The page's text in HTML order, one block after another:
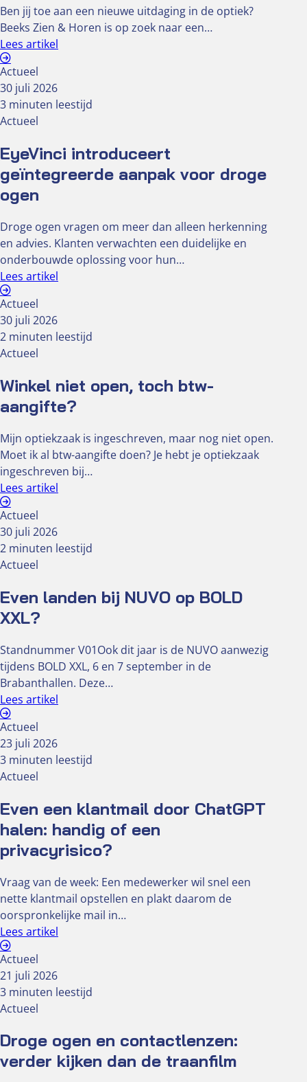
Ben jij toe aan een nieuwe uitdaging in de optiek?
Beeks Zien & Horen is op zoek naar een…
Lees artikel
Actueel
30 juli 2026
3 minuten leestijd
Actueel
EyeVinci introduceert
geïntegreerde aanpak voor droge
ogen
Droge ogen vragen om meer dan alleen herkenning
en advies. Klanten verwachten een duidelijke en
onderbouwde oplossing voor hun…
Lees artikel
Actueel
30 juli 2026
2 minuten leestijd
Actueel
Winkel niet open, toch btw-
aangifte?
Mijn optiekzaak is ingeschreven, maar nog niet open.
Moet ik al btw-aangifte doen? Je hebt je optiekzaak
ingeschreven bij…
Lees artikel
Actueel
30 juli 2026
2 minuten leestijd
Actueel
Even landen bij NUVO op BOLD
XXL?
Standnummer V01Ook dit jaar is de NUVO aanwezig
tijdens BOLD XXL, 6 en 7 september in de
Brabanthallen. Deze…
Lees artikel
Actueel
23 juli 2026
3 minuten leestijd
Actueel
Even een klantmail door ChatGPT
halen: handig of een
privacyrisico?
Vraag van de week: Een medewerker wil snel een
nette klantmail opstellen en plakt daarom de
oorspronkelijke mail in…
Lees artikel
Actueel
21 juli 2026
3 minuten leestijd
Actueel
Droge ogen en contactlenzen:
verder kijken dan de traanfilm